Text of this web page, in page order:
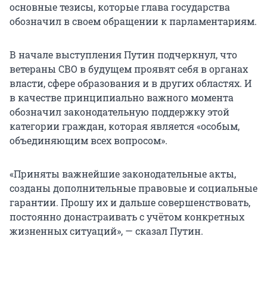
основные тезисы, которые глава государства
обозначил в своем обращении к парламентариям.
В начале выступления Путин подчеркнул, что
ветераны СВО в будущем проявят себя в органах
власти, сфере образования и в других областях. И
в качестве принципиально важного момента
обозначил законодательную поддержку этой
категории граждан, которая является «особым,
объединяющим всех вопросом».
«Приняты важнейшие законодательные акты,
созданы дополнительные правовые и социальные
гарантии. Прошу их и дальше совершенствовать,
постоянно донастраивать с учётом конкретных
жизненных ситуаций», — сказал Путин.